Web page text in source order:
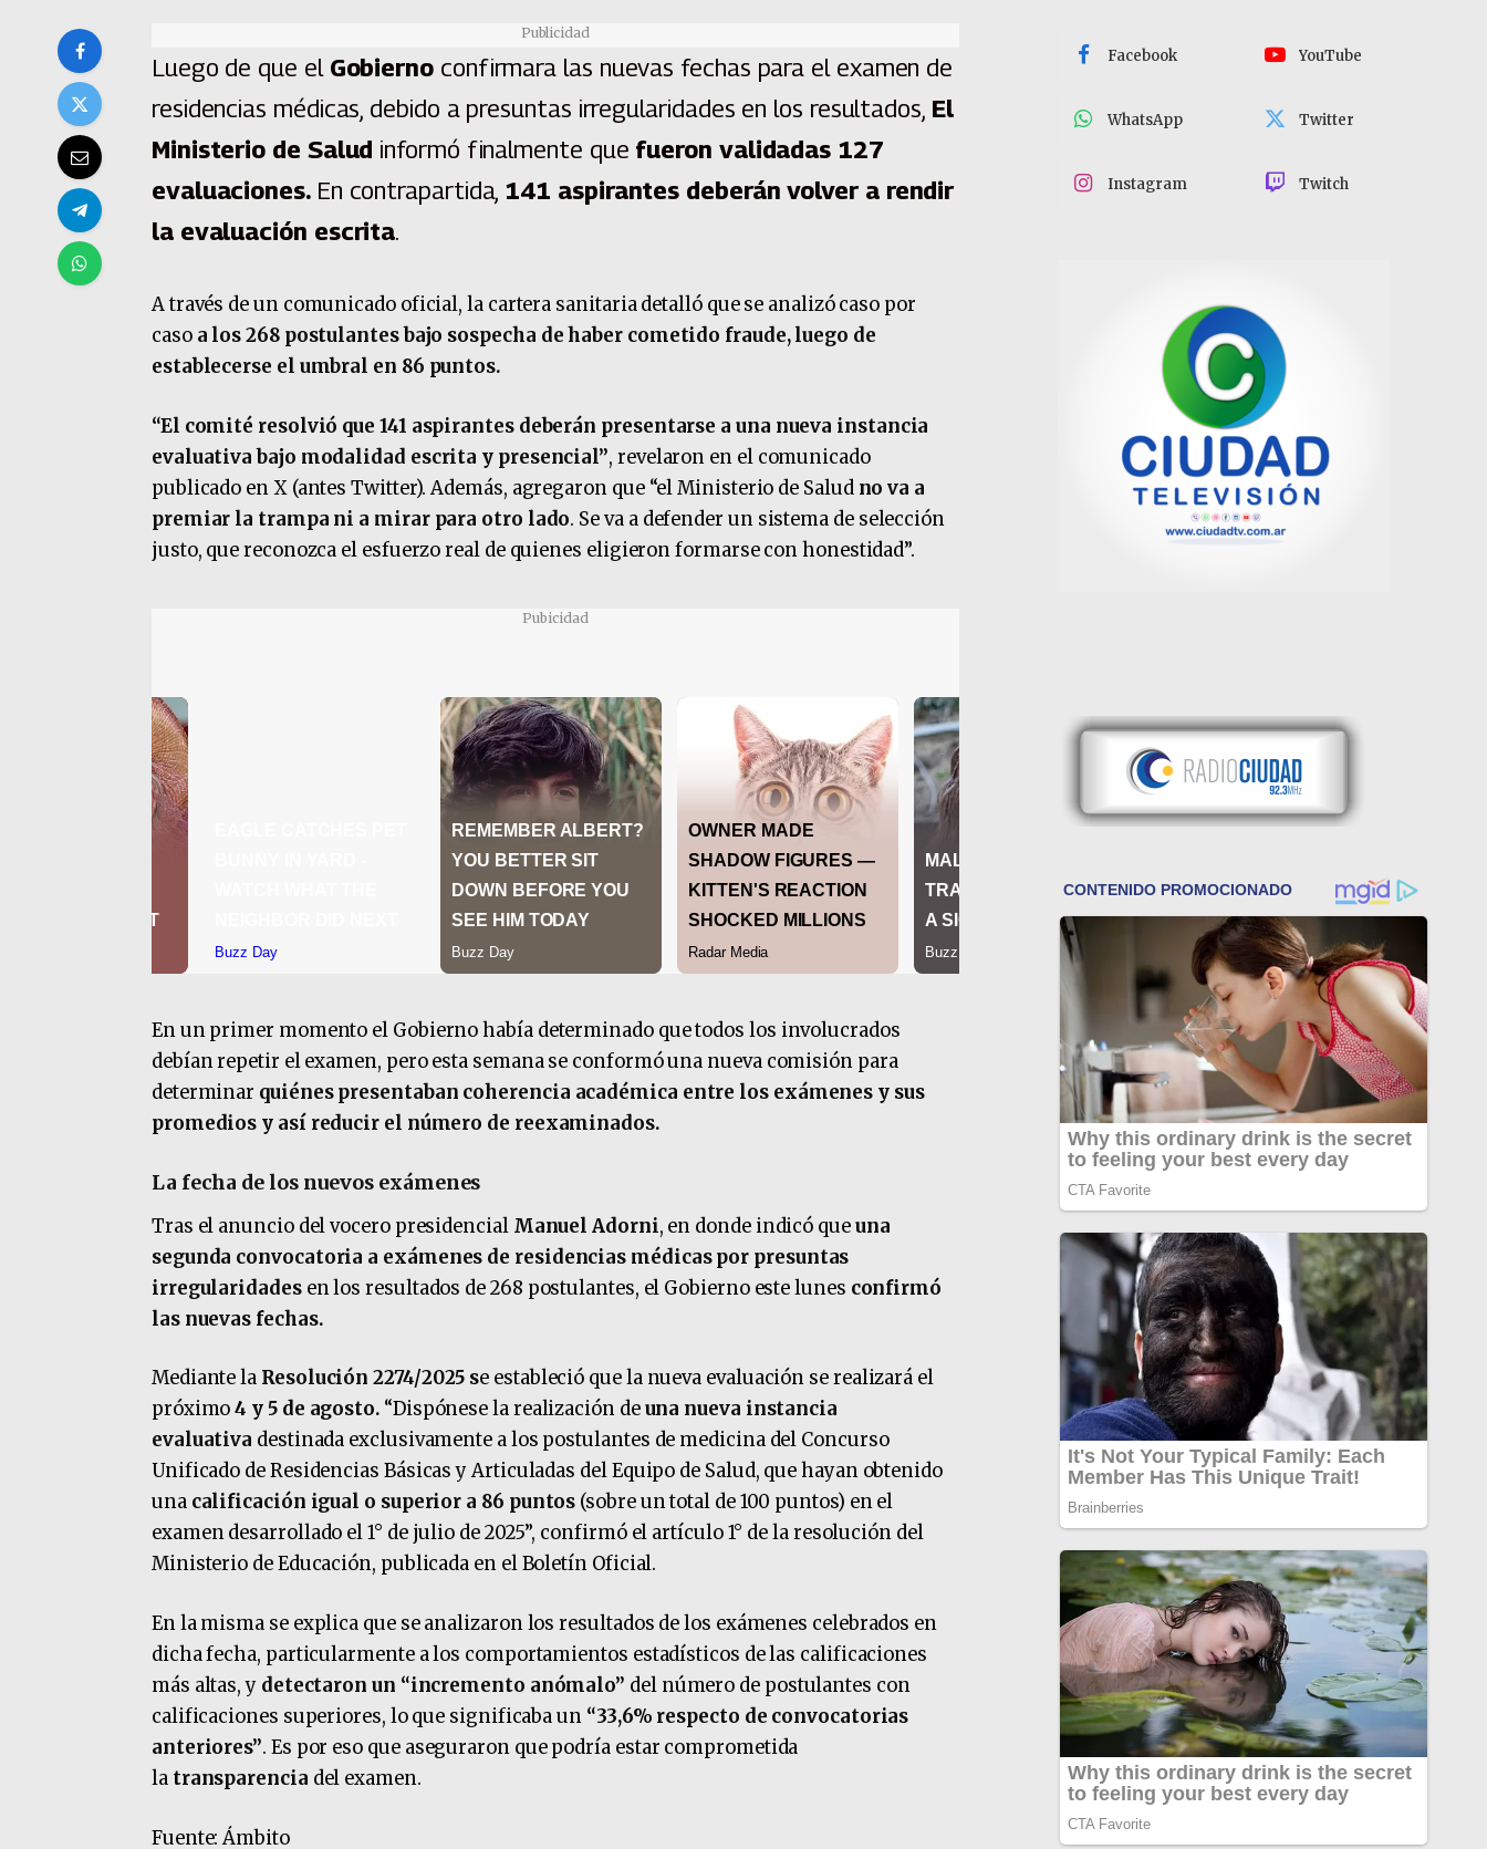
Publicidad
Luego de que el Gobierno confirmara las nuevas fechas para el examen de
residencias médicas, debido a presuntas irregularidades en los resultados, El
Ministerio de Salud informó finalmente que fueron validadas 127
evaluaciones. En contrapartida, 141 aspirantes deberán volver a rendir
la evaluación escrita.
A través de un comunicado oficial, la cartera sanitaria detalló que se analizó caso por
casoa los 268 postulantes bajo sospecha de haber cometido fraude, luego de
establecerse el umbral en 86 puntos.
“El comité resolvió que 141 aspirantes deberán presentarse a una nueva instancia
evaluativa bajo modalidad escrita y presencial”, revelaron en el comunicado
publicado en X (antes Twitter). Además, agregaron que “el Ministerio de Salud no va a
premiar la trampa ni a mirar para otro lado. Se va a defender un sistema de selección
justo, que reconozca el esfuerzo real de quienes eligieron formarse con honestidad”.
Pubicidad
En un primer momento el Gobierno había determinado que todos los involucrados
debían repetir el examen, pero esta semana se conformó una nueva comisión para
determinar quiénes presentaban coherencia académica entre los exámenes y sus
promedios y así reducir el número de reexaminados.
La fecha de los nuevos exámenes
Tras el anuncio del vocero presidencial Manuel Adorni, en donde indicó queuna
segunda convocatoria a exámenes de residencias médicas por presuntas
irregularidadesen los resultados de 268 postulantes, el Gobierno este lunes confirmó
las nuevas fechas.
Mediante la Resolución 2274/2025 se estableció que la nueva evaluación se realizará el
próximo4 y 5 de agosto. “Dispónese la realización deuna nueva instancia
evaluativa destinada exclusivamente a los postulantes de medicina del Concurso
Unificado de Residencias Básicas y Articuladas del Equipo de Salud, que hayan obtenido
una calificación igual o superior a 86 puntos (sobre un total de 100 puntos) en el
examen desarrollado el 1° de julio de 2025”, confirmó el artículo 1° de la resolución del
Ministerio de Educación, publicada en el Boletín Oficial.
En la misma se explica que se analizaron los resultados de los exámenes celebrados en
dicha fecha, particularmente a los comportamientos estadísticos de las calificaciones
más altas, y detectaron un “incremento anómalo” del número de postulantes con
calificaciones superiores, lo que significaba un “33,6% respecto de convocatorias
anteriores”. Es por eso que aseguraron que podría estar comprometida
la transparencia del examen.
Fuente: Ámbito
Facebook YouTube
WhatsApp Twitter
Instagram Twitch